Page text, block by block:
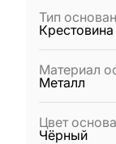
Тип
Крестовина
Материал
Металл
Цвет
Чёрный